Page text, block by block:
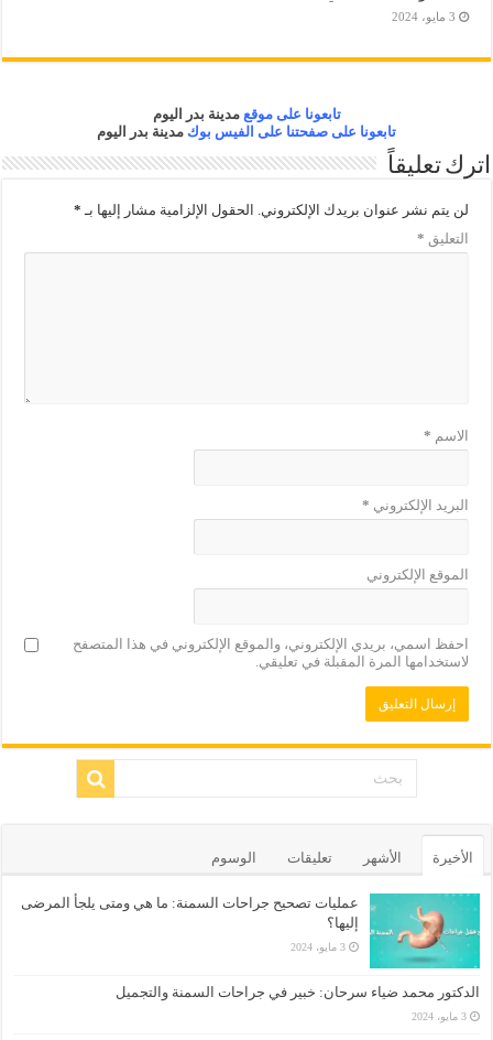
3 مايو، 2024
تابعونا على موقع مدينة بدر اليوم
تابعونا على صفحتنا على الفيس بوك مدينة بدر اليوم
اترك تعليقاً
لن يتم نشر عنوان بريدك الإلكتروني. الحقول الإلزامية مشار إليها بـ *
التعليق *
الاسم *
البريد الإلكتروني *
الموقع الإلكتروني
احفظ اسمي، بريدي الإلكتروني، والموقع الإلكتروني في هذا المتصفح
لاستخدامها المرة المقبلة في تعليقي.
الأخيرة الأشهر تعليقات الوسوم
عمليات تصحيح جراحات السمنة: ما هي ومتى يلجأ المرضى
إليها؟
3 مايو، 2024
الدكتور محمد ضياء سرحان: خبير في جراحات السمنة والتجميل
3 مايو، 2024